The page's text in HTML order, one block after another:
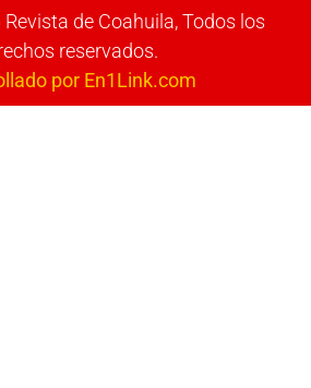
de Coahuila, Todos los
reservados.
por En1Link.com